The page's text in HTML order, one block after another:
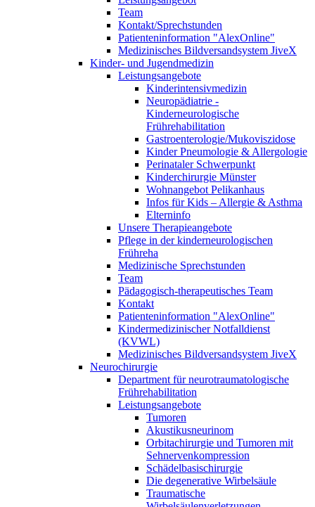
Team
Kontakt/Sprechstunden
Patienteninformation "AlexOnline"
Medizinisches Bildversandsystem JiveX
Kinder- und Jugendmedizin
Leistungsangebote
Kinderintensivmedizin
Neuropädiatrie -
Kinderneurologische
Frührehabilitation
Gastroenterologie/Mukoviszidose
Kinder Pneumologie & Allergologie
Perinataler Schwerpunkt
Kinderchirurgie Münster
Wohnangebot Pelikanhaus
Infos für Kids – Allergie & Asthma
Elterninfo
Unsere Therapieangebote
Pflege in der kinderneurologischen
Frühreha
Medizinische Sprechstunden
Team
Pädagogisch-therapeutisches Team
Kontakt
Patienteninformation "AlexOnline"
Kindermedizinischer Notfalldienst
(KVWL)
Medizinisches Bildversandsystem JiveX
Neurochirurgie
Department für neurotraumatologische
Frührehabilitation
Leistungsangebote
Tumoren
Akustikusneurinom
Orbitachirurgie und Tumoren mit
Sehnervenkompression
Schädelbasischirurgie
Die degenerative Wirbelsäule
Traumatische